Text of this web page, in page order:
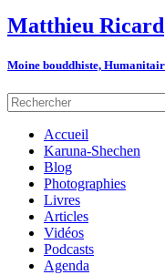
Matthieu Ricard
Moine bouddhiste,
Accueil
Karuna-Shechen
Blog
Photographies
Livres
Articles
Vidéos
Podcasts
Agenda